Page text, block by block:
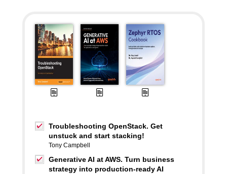
Troubleshooting OpenStack. Get
unstuck and start stacking!
Tony Campbell
Generative AI at AWS. Turn business
strategy into production-ready AI